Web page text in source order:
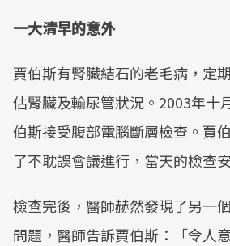
一大清早的意外
賈伯斯有腎臟結石的老毛病，定
估腎臟及輸尿管狀況。2003年十
伯斯接受腹部電腦斷層檢查。賈
了不耽誤會議進行，當天的檢查
檢查完後，醫師赫然發現了另一
問題，醫師告訴賈伯斯：「令人